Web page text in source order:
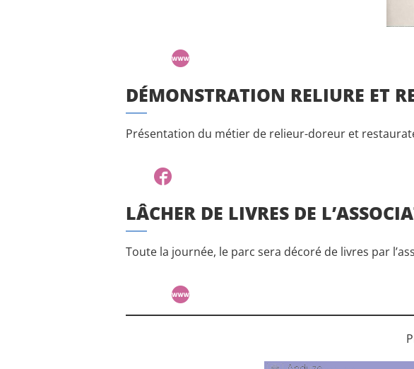
DÉMONSTRATION RELIURE ET
Présentation du métier de relieur-doreur et
LÂCHER DE LIVRES DE
Toute la journée, le parc sera décoré de livres par